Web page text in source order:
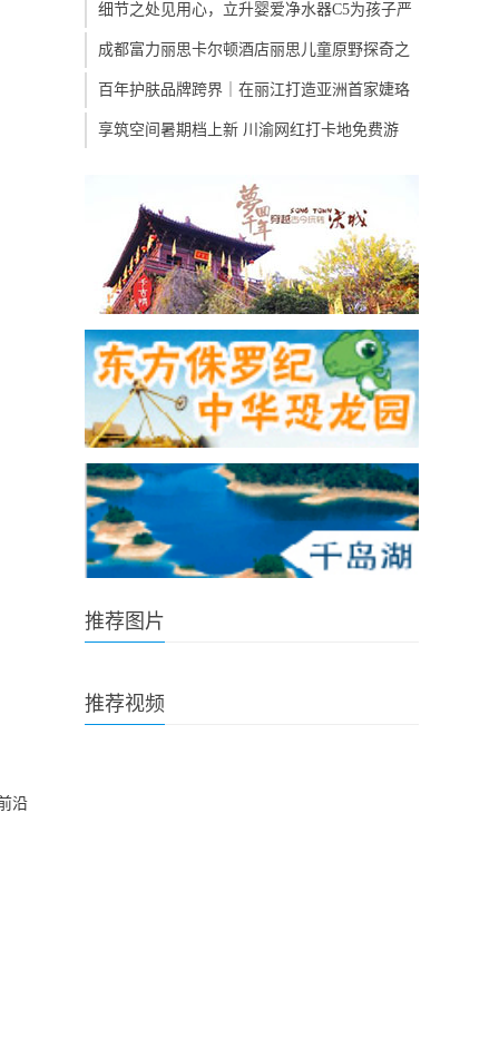
沿
细节之处见用心，立升婴爱净水器C5为孩子严
成都富力丽思卡尔顿酒店丽思儿童原野探奇之
百年护肤品牌跨界｜在丽江打造亚洲首家婕珞
享筑空间暑期档上新 川渝网红打卡地免费游
推荐图片
推荐视频